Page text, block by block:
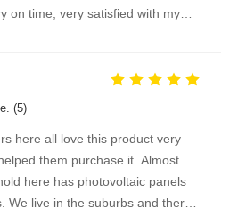
on time, very satisfied with my
(5)
here all love this product very
them purchase it. Almost
here has photovoltaic panels
We live in the suburbs and there